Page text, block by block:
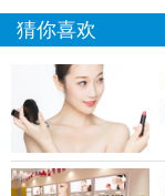
猜你喜欢